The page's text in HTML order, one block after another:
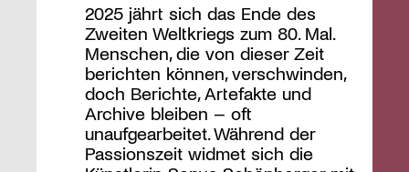
2025 jährt sich das Ende des
Zweiten Weltkriegs zum 80. Mal.
Menschen, die von dieser Zeit
berichten können, verschwinden,
doch Berichte, Artefakte und
Archive bleiben – oft
unaufgearbeitet. Während der
Passionszeit widmet sich die